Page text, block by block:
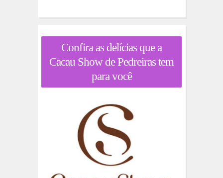
Confira as delícias que a
Cacau Show de Pedreiras tem
para você